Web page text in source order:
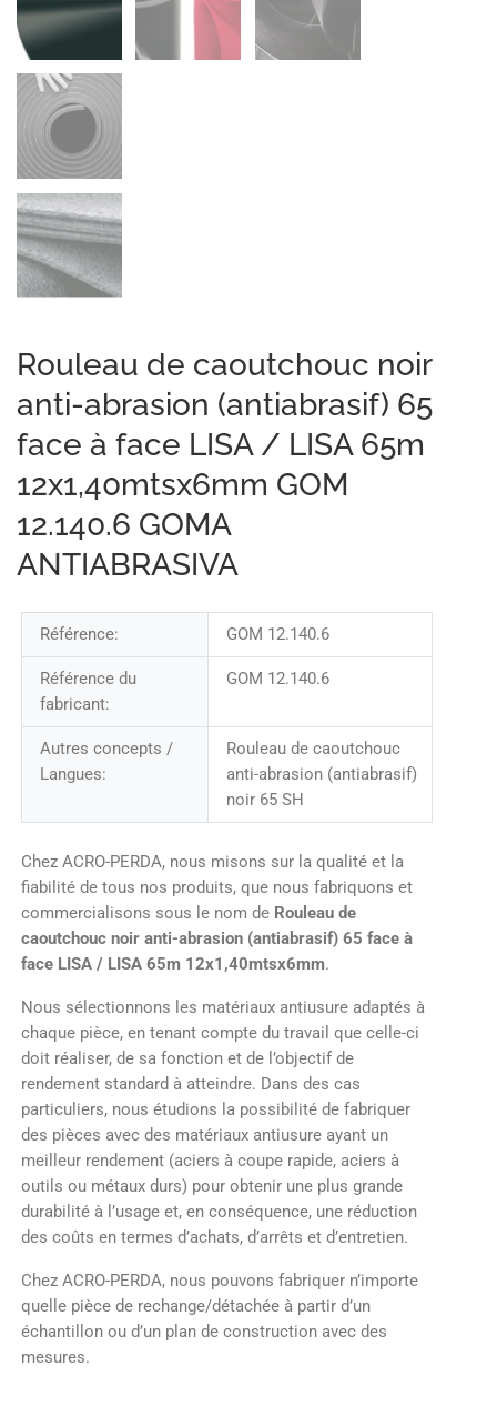
Rouleau de caoutchouc noir
anti-abrasion (antiabrasif) 65
face à face LISA / LISA 65m
12x1,40mtsx6mm GOM
12.140.6 GOMA
ANTIABRASIVA
Référence: GOM 12.140.6
Référence du
fabricant:
GOM 12.140.6
Autres concepts /
Langues:
Rouleau de caoutchouc
anti-abrasion (antiabrasif)
noir 65 SH
Chez ACRO-PERDA, nous misons sur la qualité et la
fiabilité de tous nos produits, que nous fabriquons et
commercialisons sous le nom de Rouleau de
caoutchouc noir anti-abrasion (antiabrasif) 65 face à
face LISA / LISA 65m 12x1,40mtsx6mm.
Nous sélectionnons les matériaux antiusure adaptés à
chaque pièce, en tenant compte du travail que celle-ci
doit réaliser, de sa fonction et de l’objectif de
rendement standard à atteindre. Dans des cas
particuliers, nous étudions la possibilité de fabriquer
des pièces avec des matériaux antiusure ayant un
meilleur rendement (aciers à coupe rapide, aciers à
outils ou métaux durs) pour obtenir une plus grande
durabilité à l’usage et, en conséquence, une réduction
des coûts en termes d’achats, d’arrêts et d’entretien.
Chez ACRO-PERDA, nous pouvons fabriquer n’importe
quelle pièce de rechange/détachée à partir d’un
échantillon ou d’un plan de construction avec des
mesures.